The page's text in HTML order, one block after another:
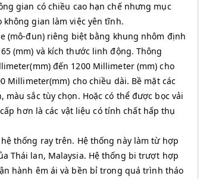
gian có chiều cao hạn chế nhưng mục
không gian làm việc yên tĩnh.
(mô-đun) riêng biệt bằng khung nhôm định
(mm) và kích thước linh động. Thông
đến 1200 Millimeter (mm) cho
Millimeter(mm) cho chiều dài. Bề mặt các
màu sắc tùy chọn. Hoặc có thể được bọc vải
hơn là các vật liệu có tính chất hấp thụ
thống ray trên. Hệ thống này làm từ hợp
Thái lan, Malaysia. Hệ thống bi trượt hợp
hành êm ái và bền bỉ trong quá trình tháo